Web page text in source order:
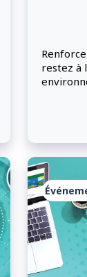
restez à